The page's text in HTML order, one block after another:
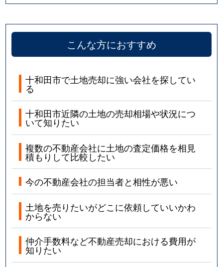
こんな方におすすめ
十和田市で土地売却に強い会社を探してい
る
十和田市近隣の土地の売却相場や状況につ
いて知りたい
複数の不動産会社に土地の査定価格を相見
積もりして比較したい
今の不動産会社の担当者と相性が悪い
土地を売りたいがどこに依頼していいかわ
からない
仲介手数料など不動産売却における費用が
知りたい